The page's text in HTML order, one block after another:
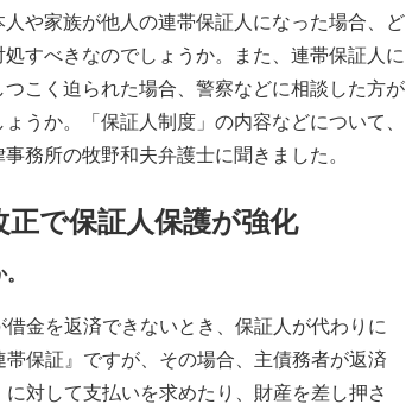
や家族が他人の連帯保証人になった場合、ど
処すべきなのでしょうか。また、連帯保証人に
つこく迫られた場合、警察などに相談した方が
うか。「保証人制度」の内容などについて、
務所の牧野和夫弁護士に聞きました。
正で保証人保護が強化
金を返済できないとき、保証人が代わりに
保証』ですが、その場合、主債務者が返済
対して支払いを求めたり、財産を差し押さ